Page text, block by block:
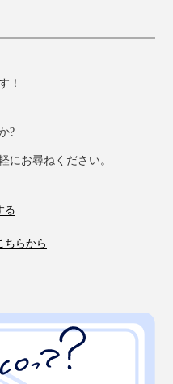
！
?
にお尋ねください。
る
ちらから